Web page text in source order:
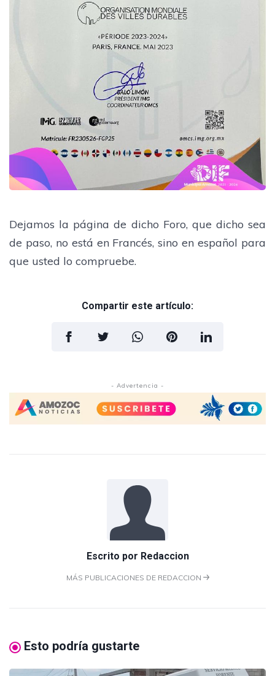
Dejamos la página de dicho Foro, que dicho sea
de paso, no está en Francés, sino en español para
que usted lo compruebe.
Compartir este artículo:
- Advertencia -
Escrito por Redaccion
MÁS PUBLICACIONES DE REDACCION
Esto podría gustarte